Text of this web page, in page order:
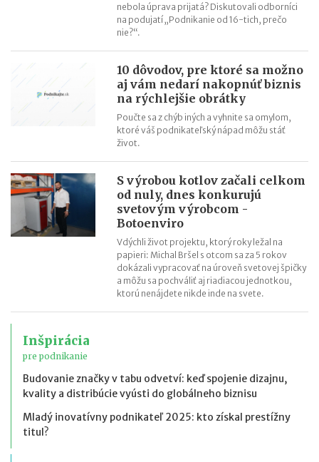
že tento rok otvorím druhé najväčšie hračkárstvo na svete
Už po 5 mesiacoch na trhu senzory iniciatívneho Trenčana
Lekári jej dávali takmer nulové šance. Ona popri svojej liečbe
vytvorila slovenskú značku Oxywater
nebola úprava prijatá? Diskutovali odborníci
na podujatí „Podnikanie od 16-tich, prečo
nie?“.
10 dôvodov, pre ktoré sa možno
aj vám nedarí nakopnúť biznis
na rýchlejšie obrátky
Poučte sa z chýb iných a vyhnite sa omylom,
ktoré váš podnikateľský nápad môžu stáť
život.
S výrobou kotlov začali celkom
od nuly, dnes konkurujú
svetovým výrobcom -
Botoenviro
Vdýchli život projektu, ktorý roky ležal na
papieri: Michal Bršel s otcom sa za 5 rokov
dokázali vypracovať na úroveň svetovej špičky
a môžu sa pochváliť aj riadiacou jednotkou,
ktorú nenájdete nikde inde na svete.
Inšpirácia
pre podnikanie
Budovanie značky v tabu odvetví: keď spojenie dizajnu,
kvality a distribúcie vyústi do globálneho biznisu
Mladý inovatívny podnikateľ 2025: kto získal prestížny
titul?